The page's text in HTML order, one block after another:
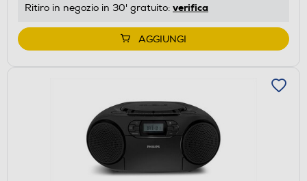
Ritiro in negozio in 30' gratuito: verifica
AGGIUNGI